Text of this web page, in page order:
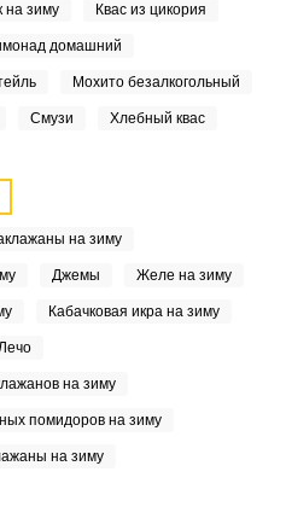
на зиму Квас из цикория
домашний
Мохито безалкогольный
Смузи Хлебный квас
на зиму
Джемы Желе на зиму
Кабачковая икра на зиму
на зиму
помидоров на зиму
на зиму